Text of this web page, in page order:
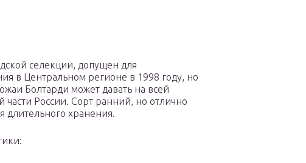
селекции, допущен для
в Центральном регионе в 1998 году, но
Болтарди может давать на всей
части России. Сорт ранний, но отлично
длительного хранения.